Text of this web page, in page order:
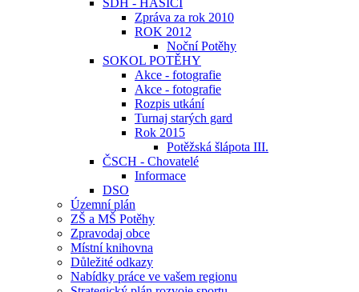
SDH - HASIČI
Zpráva za rok 2010
ROK 2012
Noční Potěhy
SOKOL POTĚHY
Akce - fotografie
Akce - fotografie
Rozpis utkání
Turnaj starých gard
Rok 2015
Potěžská šlápota III.
ČSCH - Chovatelé
Informace
DSO
Územní plán
ZŠ a MŠ Potěhy
Zpravodaj obce
Místní knihovna
Důležité odkazy
Nabídky práce ve vašem regionu